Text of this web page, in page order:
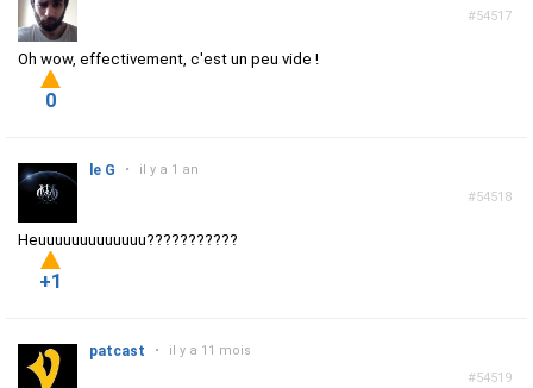
#54517
Oh wow, effectivement, c'est un peu vide !
0
#54518
le G • il y a 1 an
Heuuuuuuuuuuuuu???????????
+1
#54519
patcast • il y a 11 mois